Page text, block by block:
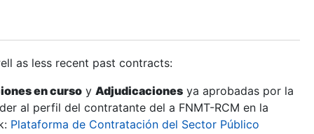
as less recent past contracts:
en curso y Adjudicaciones ya aprobadas por la
al perfil del contratante del a FNMT-RCM en la
Plataforma de Contratación del Sector Público